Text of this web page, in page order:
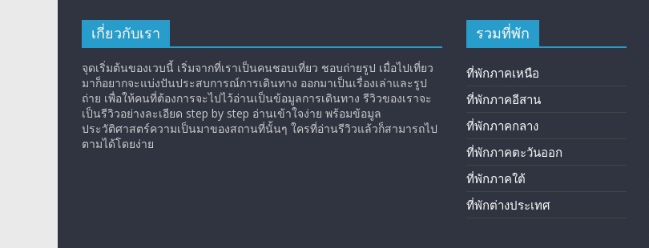
เกี่ยวกับเรา
จุดเริ่มต้นของเวบนี้ เริ่มจากที่เราเป็นคนชอบเที่ยว ชอบถ่ายรูป เมื่อไปเที่ยว
มาก็อยากจะแบ่งปันประสบการณ์การเดินทาง ออกมาเป็นเรื่องเล่าและรูป
ถ่าย เพื่อให้คนที่ต้องการจะไปไว้อ่านเป็นข้อมูลการเดินทาง รีวิวของเราจะ
เป็นรีวิวอย่างละเอียด step by step อ่านเข้าใจง่าย พร้อมข้อมูล
ประวัติศาสตร์ความเป็นมาของสถานที่นั้นๆ ใครที่อ่านรีวิวแล้วก็สามารถไป
ตามได้โดยง่าย
รวมที่พัก
ที่พักภาคเหนือ
ที่พักภาคอีสาน
ที่พักภาคกลาง
ที่พักภาคตะวันออก
ที่พักภาคใต้
ที่พักต่างประเทศ